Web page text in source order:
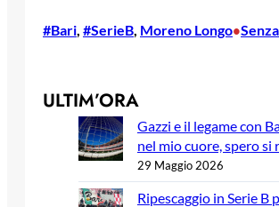
#Bari #SerieB Moreno Longo•
ULTIM’ORA
Gazzi e il legame con
nel mio cuore, spero si
29 Maggio 2026
Ripescaggio in Serie B